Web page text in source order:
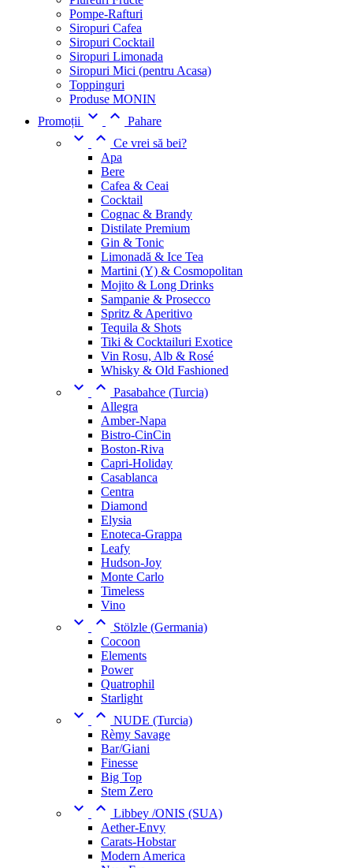
Pompe-Rafturi
Siropuri Cafea
Siropuri Cocktail
Siropuri Limonada
Siropuri Mici (pentru Acasa)
Toppinguri
Produse MONIN
Promoții
  Pahare
  Ce vrei să bei?
Apa
Bere
Cafea & Ceai
Cocktail
Cognac & Brandy
Distilate Premium
Gin & Tonic
Limonadă & Ice Tea
Martini (Y) & Cosmopolitan
Mojito & Long Drinks
Sampanie & Prosecco
Spritz & Aperitivo
Tequila & Shots
Tiki & Cocktailuri Exotice
Vin Rosu, Alb & Rosé
Whisky & Old Fashioned
  Pasabahce (Turcia)
Allegra
Amber-Napa
Bistro-CinCin
Boston-Riva
Capri-Holiday
Casablanca
Centra
Diamond
Elysia
Enoteca-Grappa
Leafy
Hudson-Joy
Monte Carlo
Timeless
Vino
 
Stölzle (Germania)
Cocoon
Elements
Power
Quatrophil
Starlight
  NUDE (Turcia)
Rèmy Savage
Bar/Giani
Finesse
Big Top
Stem Zero
  Libbey /ONIS (SUA)
Aether-Envy
Carats-Hobstar
Modern America